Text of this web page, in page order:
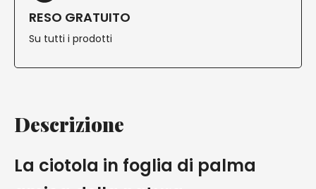
RESO GRATUITO
Su tutti i prodotti
Descrizione
La ciotola in foglia di palma